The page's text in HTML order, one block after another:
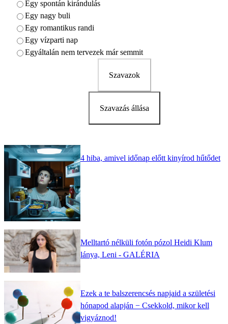
Egy spontán kirándulás
Egy nagy buli
Egy romantikus randi
Egy vízparti nap
Egyáltalán nem tervezek már semmit
Szavazok
Szavazás állása
4 hiba, amivel időnap előtt kinyírod hűtődet
Melltartó nélküli fotón pózol Heidi Klum
lánya, Leni - GALÉRIA
Ezek a te balszerencsés napjaid a születési
hónapod alapján − Csekkold, mikor kell
vigyáznod!